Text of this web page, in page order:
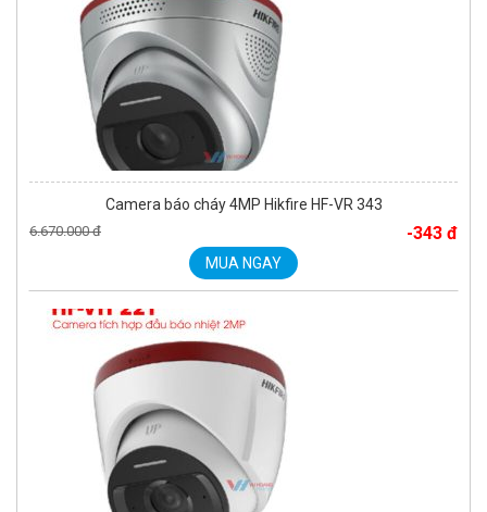
Camera báo cháy 4MP Hikfire HF-VR 343
6.670.000 đ -343 đ
MUA NGAY